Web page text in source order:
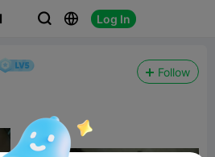
  Log In
Follow